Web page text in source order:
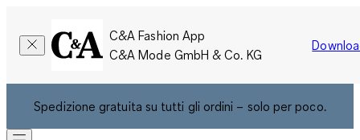
C&A Fashion App
C&A Mode GmbH & Co. KG
Spedizione gratuita su tutti gli ordini – solo per poco.